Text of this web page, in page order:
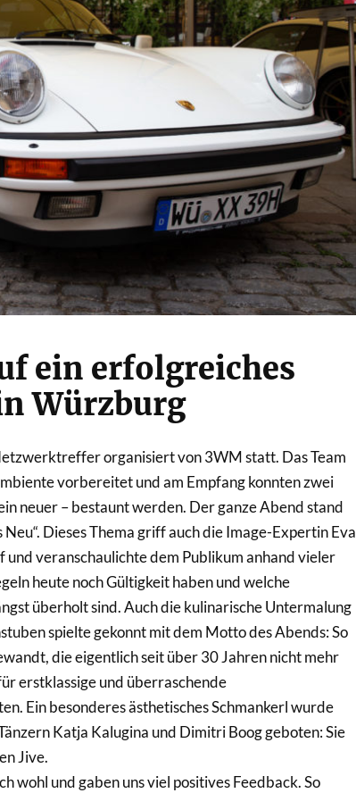
ein erfolgreiches
Würzburg
organisiert von 3WM statt. Das Team
vorbereitet und am Empfang konnten zwei
neuer – bestaunt werden. Der ganze Abend stand
Dieses Thema griff auch die Image-Expertin Eva
und veranschaulichte dem Publikum anhand vieler
heute noch Gültigkeit haben und welche
überholt sind. Auch die kulinarische Untermalung
spielte gekonnt mit dem Motto des Abends: So
die eigentlich seit über 30 Jahren nicht mehr
erstklassige und überraschende
Ein besonderes ästhetisches Schmankerl wurde
Katja Kalugina und Dimitri Boog geboten: Sie
Jive.
wohl und gaben uns viel positives Feedback. So